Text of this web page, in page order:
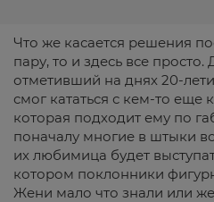
Что же касается решения
пару, то и здесь все просто.
отметивший на днях 20-
смог кататься с кем-то
которая подходит ему по
поначалу многие в штыки
их любимица будет
котором поклонники
Жени мало что знали или